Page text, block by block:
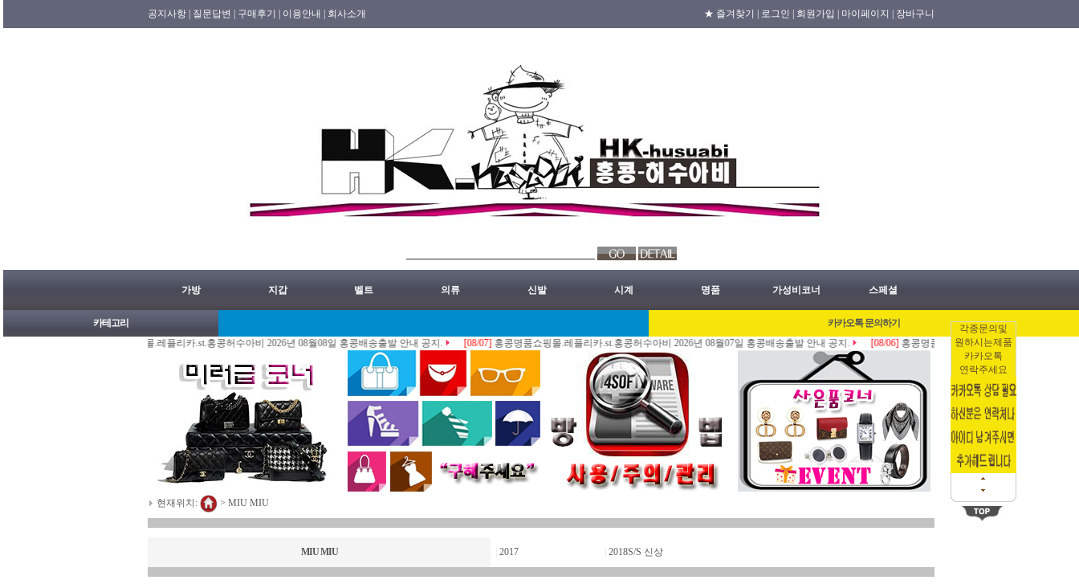
각종문의및
원하시는제품
카카오톡
연락주세요
공지사항 | 질문답변 | 구매후기 | 이용안내 | 회사소개 ★ 즐겨찾기 | 로그인 | 회원가입 | 마이페이지 | 장바구니
가방 지갑 벨트 의류 신발 시계 명품 가성비코너 스페셜
카테고리
카카오톡 문의하기
홍콩명품쇼핑몰.레플리카.st.홍콩허수아비 2026년 08월08일 홍콩배송출발 안내 공지. [08/07] 홍콩명품쇼핑몰.레플리카.st.홍콩허수아비 2026년 08월07일 홍콩배송출발 안내 공지. [08/06] 홍콩명품쇼핑몰.레플리카.st.홍콩허수아비 2026
현재위치: > MIU MIU
MIU MIU 2017 2018S/S 신상